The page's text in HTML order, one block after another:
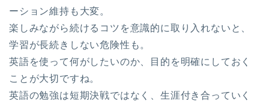
ーション維持も大変。
楽しみながら続けるコツを意識的に取り入れないと、
学習が長続きしない危険性も。
英語を使って何がしたいのか、目的を明確にしておく
ことが大切ですね。
英語の勉強は短期決戦ではなく、生涯付き合っていく